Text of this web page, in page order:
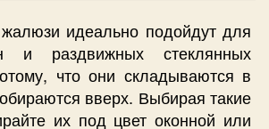
идеально подойдут для
и раздвижных стеклянных
что они складываются в
вверх. Выбирая такие
их под цвет оконной или